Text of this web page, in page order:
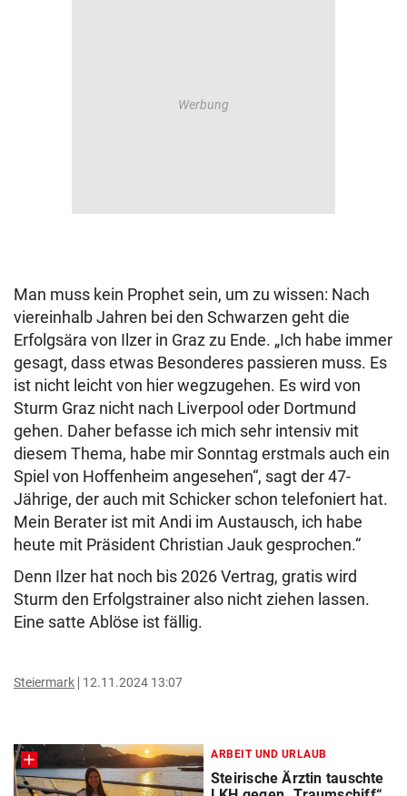
Man muss kein Prophet sein, um zu wissen: Nach
viereinhalb Jahren bei den Schwarzen geht die
Erfolgsära von Ilzer in Graz zu Ende. „Ich habe immer
gesagt, dass etwas Besonderes passieren muss. Es
ist nicht leicht von hier wegzugehen. Es wird von
Sturm Graz nicht nach Liverpool oder Dortmund
gehen. Daher befasse ich mich sehr intensiv mit
diesem Thema, habe mir Sonntag erstmals auch ein
Spiel von Hoffenheim angesehen“, sagt der 47-
Jährige, der auch mit Schicker schon telefoniert hat.
Mein Berater ist mit Andi im Austausch, ich habe
heute mit Präsident Christian Jauk gesprochen.“
Denn Ilzer hat noch bis 2026 Vertrag, gratis wird
Sturm den Erfolgstrainer also nicht ziehen lassen.
Eine satte Ablöse ist fällig.
Steiermark 12.11.2024 13:07
ARBEIT UND URLAUB
Steirische Ärztin tauschte